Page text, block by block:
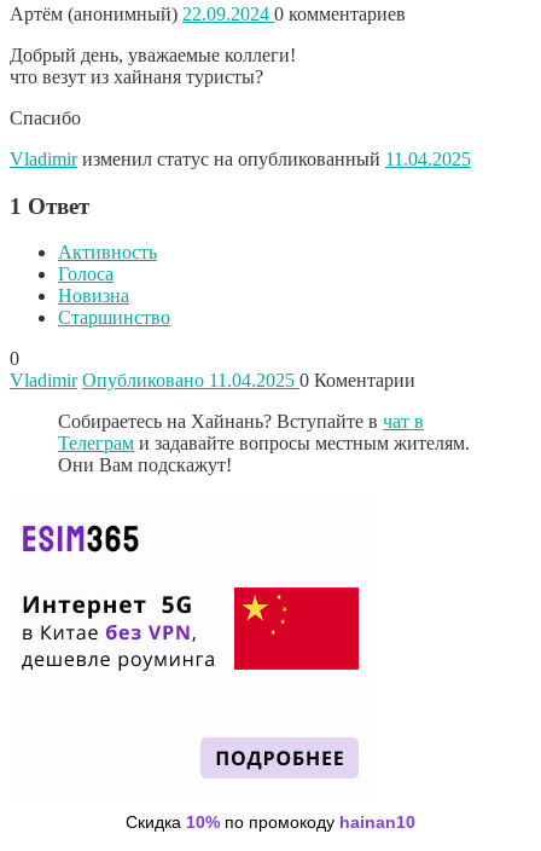
Артём (анонимный) 22.09.2024 0 комментариев
Добрый день, уважаемые коллеги!
что везут из хайнаня туристы?
Спасибо
Vladimirизменил статус на опубликованный 11.04.2025
1 Ответ
Активность
Голоса
Новизна
Старшинство
0
Vladimir Опубликовано 11.04.2025 0 Коментарии
Собираетесь на Хайнань? Вступайте в чат в
Телеграм и задавайте вопросы местным жителям.
Они Вам подскажут!
Скидка 10% по промокоду hainan10